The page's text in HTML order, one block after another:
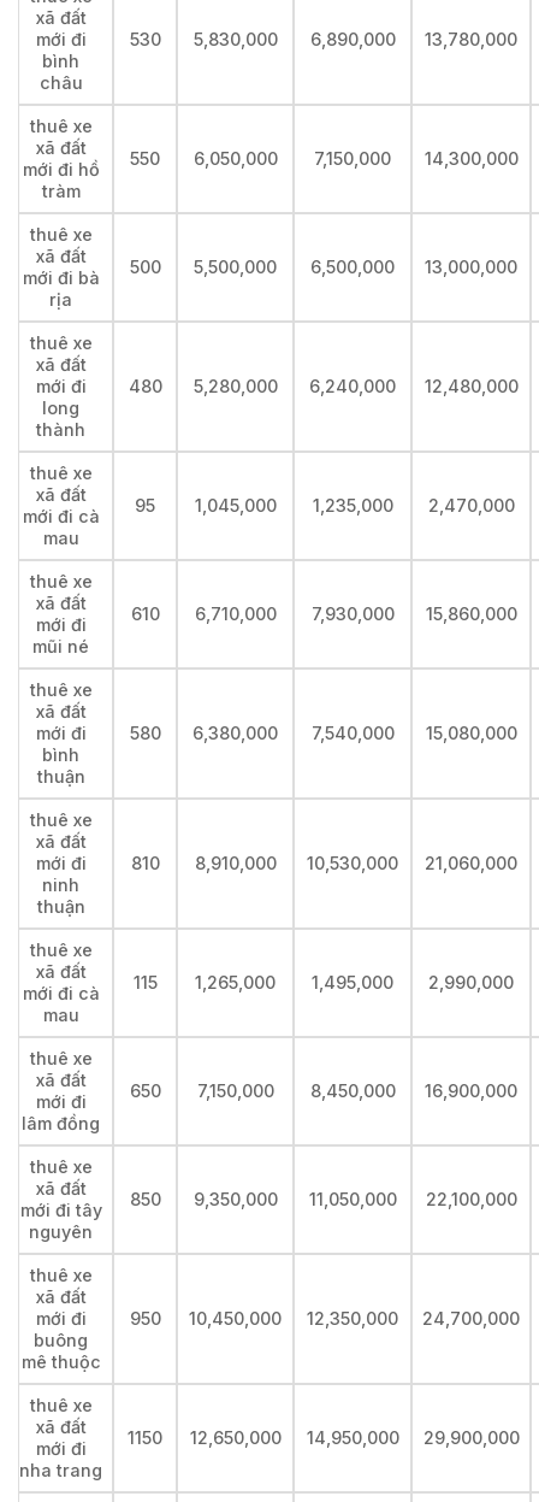
xã đất
mới đi
bình
châu
530 5,830,000 6,890,000 13,780,000
thuê xe
xã đất
mới đi hồ
tràm
550 6,050,000 7,150,000 14,300,000
thuê xe
xã đất
mới đi bà
rịa
500 5,500,000 6,500,000 13,000,000
thuê xe
xã đất
mới đi
long
thành
480 5,280,000 6,240,000 12,480,000
thuê xe
xã đất
mới đi cà
mau
95 1,045,000 1,235,000 2,470,000
thuê xe
xã đất
mới đi
mũi né
610 6,710,000 7,930,000 15,860,000
thuê xe
xã đất
mới đi
bình
thuận
580 6,380,000 7,540,000 15,080,000
thuê xe
xã đất
mới đi
ninh
thuận
810 8,910,000 10,530,000 21,060,000
thuê xe
xã đất
mới đi cà
mau
115 1,265,000 1,495,000 2,990,000
thuê xe
xã đất
mới đi
lâm đồng
650 7,150,000 8,450,000 16,900,000
thuê xe
xã đất
mới đi tây
nguyên
850 9,350,000 11,050,000 22,100,000
thuê xe
xã đất
mới đi
buông
mê thuộc
950 10,450,000 12,350,000 24,700,000
thuê xe
xã đất
mới đi
nha trang
1150 12,650,000 14,950,000 29,900,000